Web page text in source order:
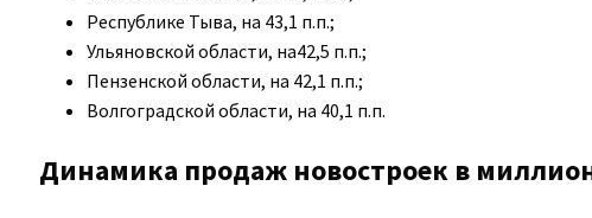
Республике Тыва, на 43,1 п.п.;
Ульяновской области, на42,5 п.п.;
Пензенской области, на 42,1 п.п.;
Волгоградской области, на 40,1 п.п.
Динамика продаж новостроек в